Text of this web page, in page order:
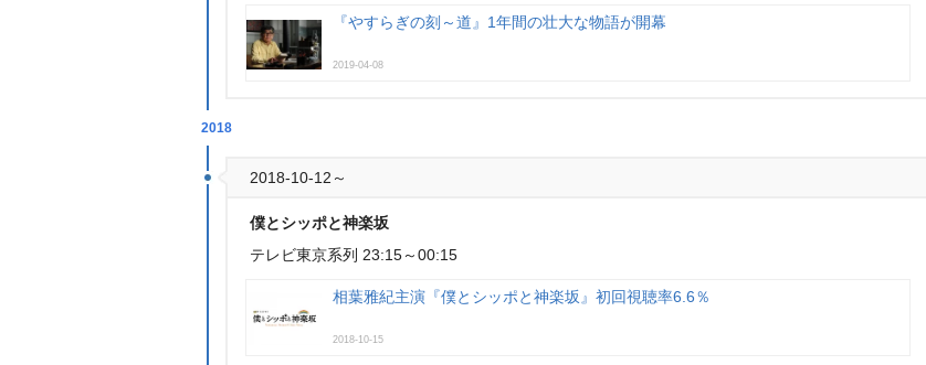
『やすらぎの刻～道』1年間の壮大な物語が開幕
2019-04-08
2018
2018-10-12～
僕とシッポと神楽坂
テレビ東京系列 23:15～00:15
相葉雅紀主演『僕とシッポと神楽坂』初回視聴率6.6％
2018-10-15